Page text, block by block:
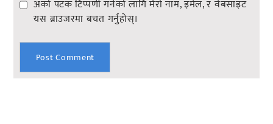
अर्को पटक टिप्पणी गर्नको लागि मेरो नाम, इमेल, र वेबसाइट
यस ब्राउजरमा बचत गर्नुहोस्।